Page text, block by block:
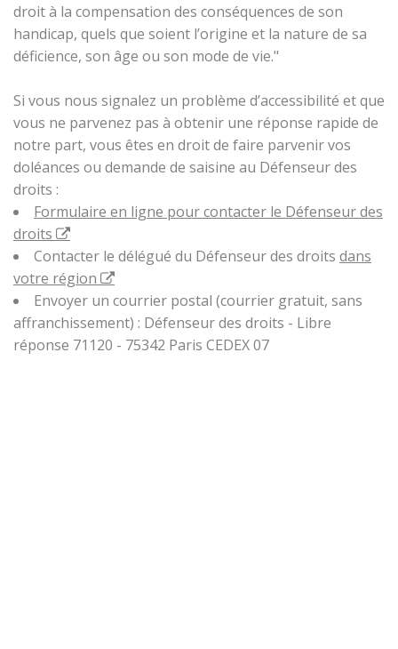
droit à la compensation des conséquences de son
handicap, quels que soient l’origine et la nature de sa
déficience, son âge ou son mode de vie."
Si vous nous signalez un problème d’accessibilité et que
vous ne parvenez pas à obtenir une réponse rapide de
notre part, vous êtes en droit de faire parvenir vos
doléances ou demande de saisine au Défenseur des
droits :
Formulaire en ligne pour contacter le Défenseur des
droits
Contacter le délégué du Défenseur des droits dans
votre région
Envoyer un courrier postal (courrier gratuit, sans
affranchissement) : Défenseur des droits - Libre
réponse 71120 - 75342 Paris CEDEX 07